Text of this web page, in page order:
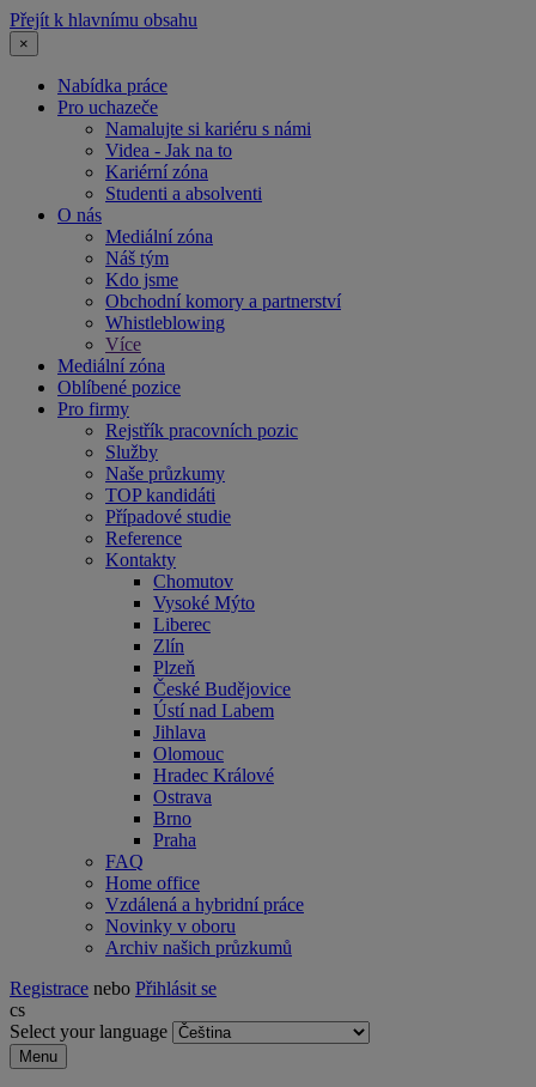
Přejít k hlavnímu obsahu
×
Nabídka práce
Pro uchazeče
Namalujte si kariéru s námi
Videa - Jak na to
Kariérní zóna
Studenti a absolventi
O nás
Mediální zóna
Náš tým
Kdo jsme
Obchodní komory a partnerství
Whistleblowing
Více
Mediální zóna
Oblíbené pozice
Pro firmy
Rejstřík pracovních pozic
Služby
Naše průzkumy
TOP kandidáti
Případové studie
Reference
Kontakty
Chomutov
Vysoké Mýto
Liberec
Zlín
Plzeň
České Budějovice
Ústí nad Labem
Jihlava
Olomouc
Hradec Králové
Ostrava
Brno
Praha
FAQ
Home office
Vzdálená a hybridní práce
Novinky v oboru
Archiv našich průzkumů
Registrace nebo Přihlásit se
cs
Select your language
Menu